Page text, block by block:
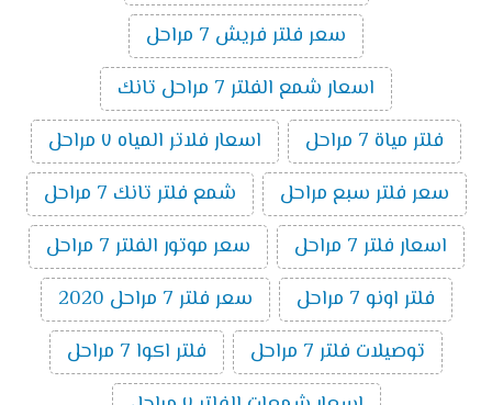
سعر فلتر فريش 7 مراحل
اسعار شمع الفلتر 7 مراحل تانك
فلتر مياة 7 مراحل
اسعار فلاتر المياه ٧ مراحل
سعر فلتر سبع مراحل
شمع فلتر تانك 7 مراحل
اسعار فلتر 7 مراحل
سعر موتور الفلتر 7 مراحل
فلتر اونو 7 مراحل
سعر فلتر 7 مراحل 2020
توصيلات فلتر 7 مراحل
فلتر اكوا 7 مراحل